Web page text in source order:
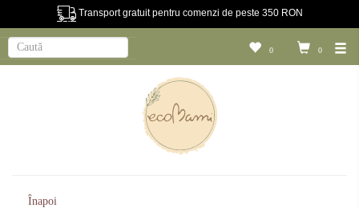
Transport gratuit pentru comenzi de peste 350 RON
0
0
Înapoi